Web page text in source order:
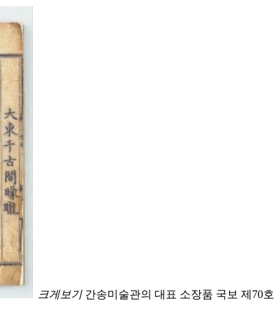
크게보기 간송미술관의 대표 소장품 국보 제70호